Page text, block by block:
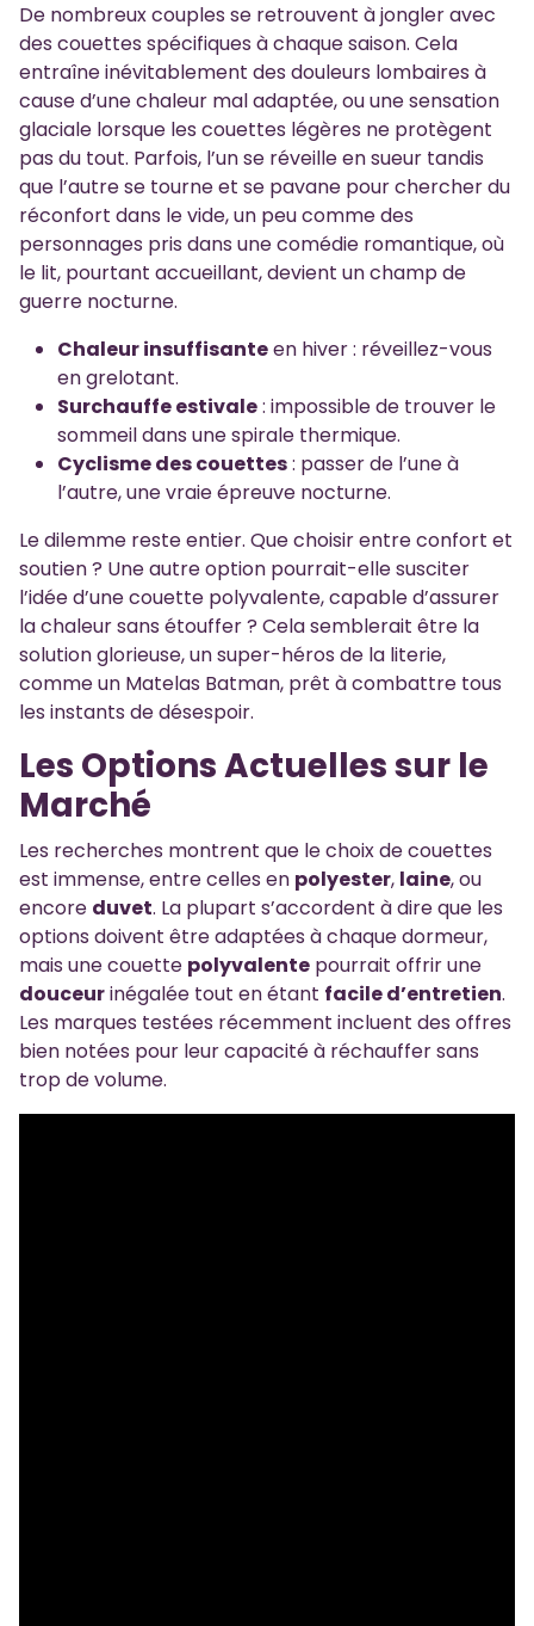
De nombreux couples se retrouvent à jongler avec
des couettes spécifiques à chaque saison. Cela
entraîne inévitablement des douleurs lombaires à
cause d’une chaleur mal adaptée, ou une sensation
glaciale lorsque les couettes légères ne protègent
pas du tout. Parfois, l’un se réveille en sueur tandis
que l’autre se tourne et se pavane pour chercher du
réconfort dans le vide, un peu comme des
personnages pris dans une comédie romantique, où
le lit, pourtant accueillant, devient un champ de
guerre nocturne.
Chaleur insuffisanteen hiver : réveillez-vous
en grelotant.
Surchauffe estivale: impossible de trouver le
sommeil dans une spirale thermique.
Cyclisme des couettes: passer de l’une à
l’autre, une vraie épreuve nocturne.
Le dilemme reste entier. Que choisir entre confort et
soutien ? Une autre option pourrait-elle susciter
l’idée d’une couette polyvalente, capable d’assurer
la chaleur sans étouffer ? Cela semblerait être la
solution glorieuse, un super-héros de la literie,
comme un Matelas Batman, prêt à combattre tous
les instants de désespoir.
Les Options Actuelles sur le
Marché
Les recherches montrent que le choix de couettes
est immense, entre celles en polyester, laine, ou
encore duvet. La plupart s’accordent à dire que les
options doivent être adaptées à chaque dormeur,
mais une couette polyvalente pourrait offrir une
douceurinégalée tout en étant facile d’entretien.
Les marques testées récemment incluent des offres
bien notées pour leur capacité à réchauffer sans
trop de volume.